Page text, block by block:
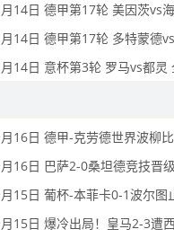
14日 德甲第17轮 美因茨vs
14日 德甲第17轮 多特蒙德
14日 意杯第3轮 罗马vs都灵